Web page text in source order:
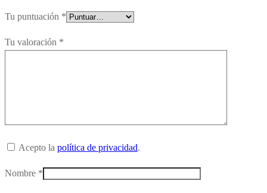
Tu puntuación *
Tu valoración *
Acepto la política de privacidad.
Nombre *